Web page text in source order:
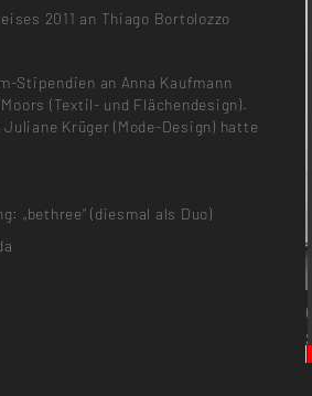
2011 an Thiago Bortolozzo
Stipendien an Anna Kaufmann
(Textil- und Flächendesign).
Krüger (Mode-Design) hatte
„bethree“ (diesmal als Duo)